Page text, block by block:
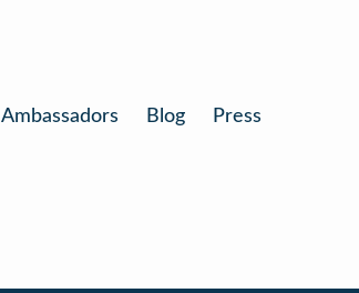
Ambassadors Blog Press